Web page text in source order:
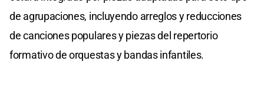
de agrupaciones, incluyendo arreglos y reducciones
de canciones populares y piezas del repertorio
formativo de orquestas y bandas infantiles.